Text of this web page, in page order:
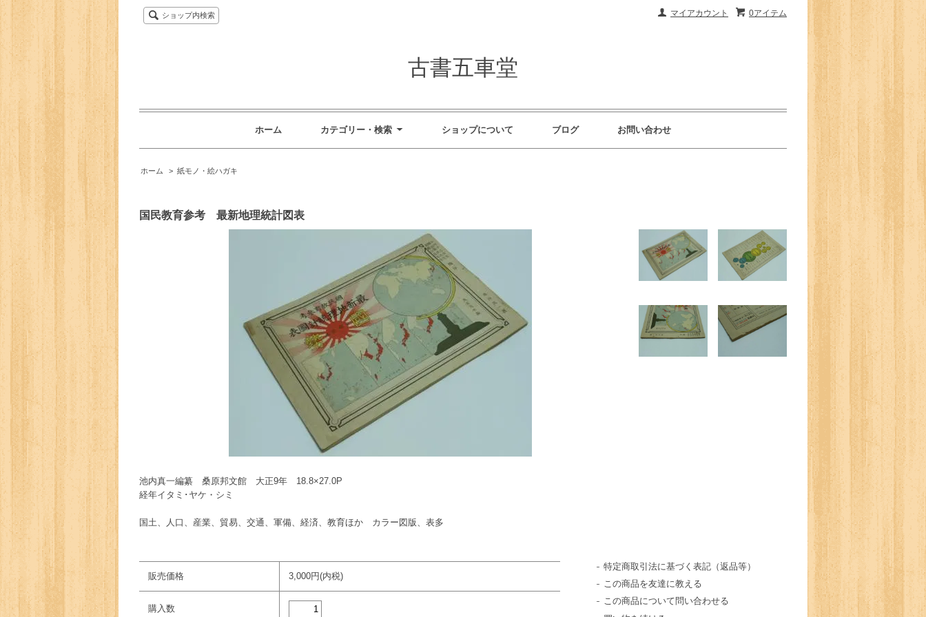
0アイテム
マイアカウント
ショップ内検索
古書五車堂
ホーム カテゴリー・検索 ショップについて ブログ お問い合わせ
ホーム > 紙モノ・絵ハガキ
国民教育参考 最新地理統計図表
池内真一編纂 桑原邦文館 大正9年 18.8×27.0P
経年イタミ･ヤケ・シミ
国土、人口、産業、貿易、交通、軍備、経済、教育ほか カラー図版、表多
販売価格 3,000円(内税)
購入数
特定商取引法に基づく表記（返品等）
この商品を友達に教える
この商品について問い合わせる